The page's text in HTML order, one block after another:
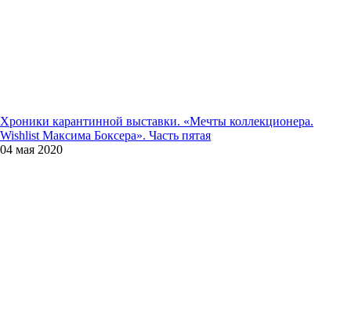
Хроники карантинной выставки. «Мечты коллекционера.
Wishlist Максима Боксера». Часть пятая
04 мая 2020